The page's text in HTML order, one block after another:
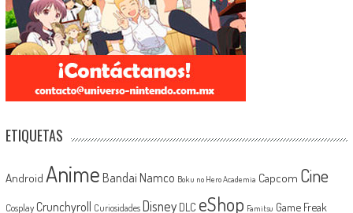
ETIQUETAS
Android Anime Bandai Namco Boku no Hero Academia Capcom Cine
Cosplay Crunchyroll Curiosidades Disney DLC eShop Famitsu Game Freak